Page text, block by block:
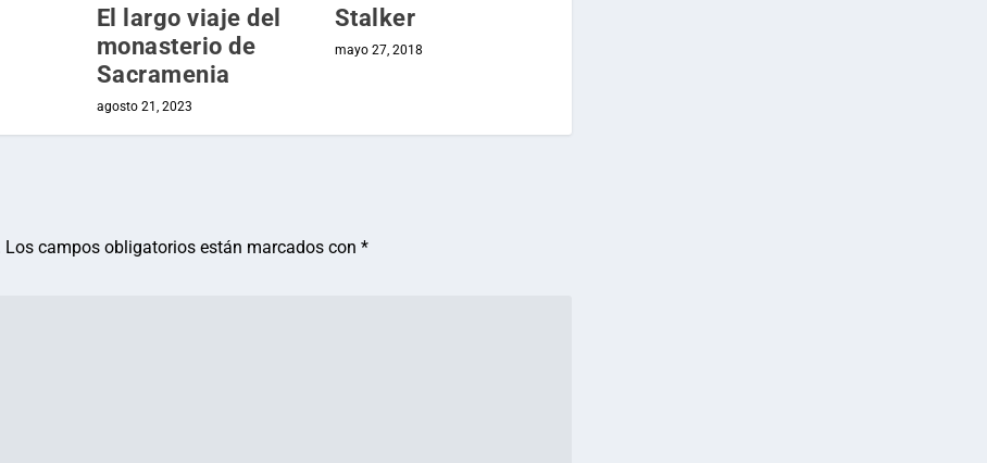
El largo viaje del
monasterio de
Sacramenia
agosto 21, 2023
Stalker
mayo 27, 2018
Los campos obligatorios están marcados con*